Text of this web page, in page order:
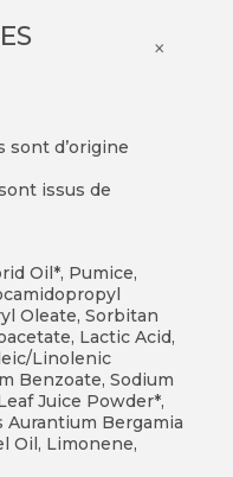
×
sont d’origine
issus de
Oil*, Pumice,
Oleate, Sorbitan
Lactic Acid,
Linolenic
Benzoate, Sodium
Juice Powder*,
Aurantium Bergamia
Oil, Limonene,